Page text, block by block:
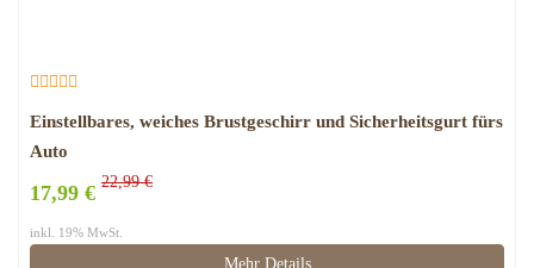
Einstellbares, weiches Brustgeschirr und Sicherheitsgurt fürs
Auto
17,99 € 22,99 €
inkl. 19% MwSt.
Mehr Details